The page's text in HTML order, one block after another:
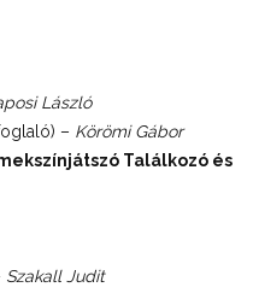
László
– Körömi Gábor
Találkozó és
Szakall Judit